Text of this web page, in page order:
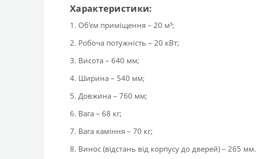
Характеристики:
1. Об'єм приміщення – 20 м³;
2. Робоча потужність – 20 кВт;
3. Висота – 640 мм;
4. Ширина – 540 мм;
5. Довжина – 760 мм;
6. Вага – 68 кг;
7. Вага каміння – 70 кг;
8. Винос (відстань від корпусу до дверей) – 265 мм.